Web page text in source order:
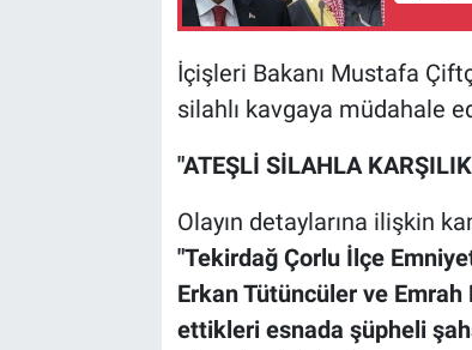
İçişleri Bakanı Mustafa
silahlı kavgaya müdahale
"ATEŞLİ SİLAHLA
Olayın detaylarına ilişkin
"Tekirdağ Çorlu İlçe
Erkan Tütüncüler ve
ettikleri esnada şüpheli